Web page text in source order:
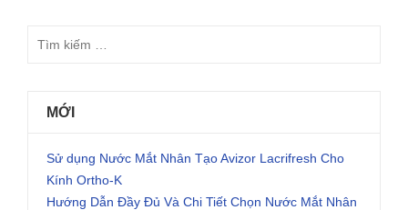
MỚI
Sử dụng Nước Mắt Nhân Tạo Avizor Lacrifresh Cho
Kính Ortho-K
Hướng Dẫn Đầy Đủ Và Chi Tiết Chọn Nước Mắt Nhân